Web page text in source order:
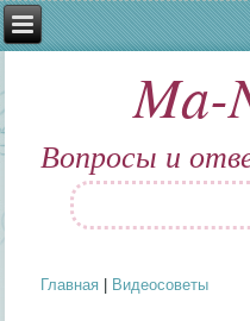
Ma-
Вопросы и
Вы здесь
Главная| Видеосоветы